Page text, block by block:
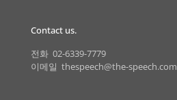
Contact us.
전화 02-6339-7779
이메일 thespeech@the-speech.com